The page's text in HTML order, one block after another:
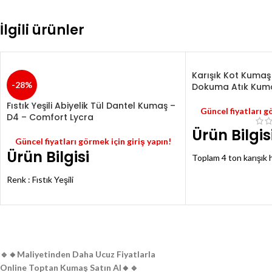
Numune isteyene bir
İlgili ürünler
-28%
Fıstık Yeşili Abiyelik Tül Dantel Kumaş –
D4 – Comfort Lycra
Güncel fiyatları görmek için giriş yapın!
Ürün Bilgisi
Renk : Fıstık Yeşili
Likra Özelliği : Var
Karışık Kot
Dokuma Atık
Güncel fiyatları
Ürün
Toplam 4 ton
🔹️🔸️Maliyetinden Daha Ucuz Fiyatlarla
Online Toptan Kumaş Satın Al🔸️🔹️